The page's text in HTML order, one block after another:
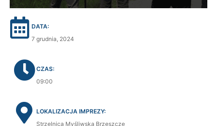
DATA:
7 grudnia, 2024
CZAS:
09:00
LOKALIZACJA IMPREZY:
Strzelnica Myśliwska Brzeszcze